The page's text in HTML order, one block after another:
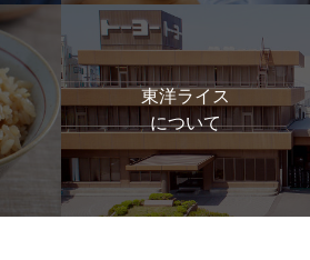
東洋ライス
について